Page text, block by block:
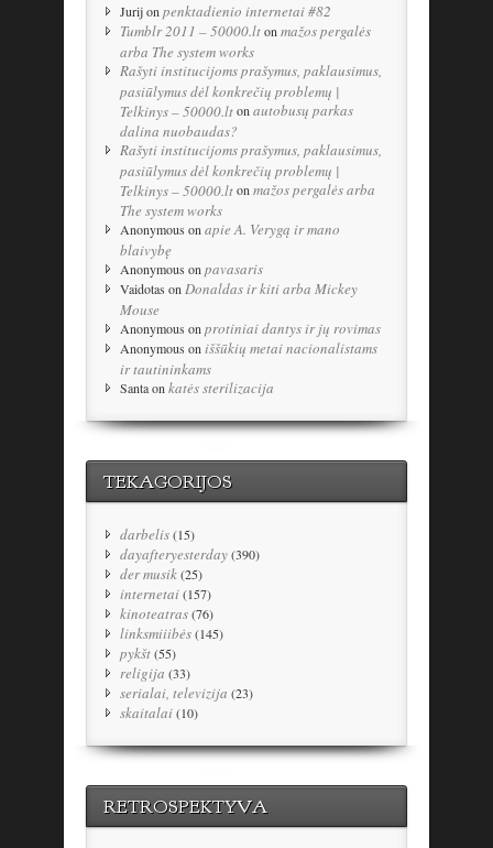
Jurijon penktadienio internetai #82
Tumblr 2011 – 50000.lton mažos pergalės
arba The system works
Rašyti institucijoms prašymus, paklausimus,
pasiūlymus dėl konkrečių problemų |
Telkinys – 50000.lton autobusų parkas
dalina nuobaudas?
Rašyti institucijoms prašymus, paklausimus,
pasiūlymus dėl konkrečių problemų |
Telkinys – 50000.lton mažos pergalės arba
The system works
Anonymous on apie A. Verygą ir mano
blaivybę
Anonymous on pavasaris
Vaidotas on Donaldas ir kiti arba Mickey
Mouse
Anonymous on protiniai dantys ir jų rovimas
Anonymous on iššūkių metai nacionalistams
ir tautininkams
Santaon katės sterilizacija
TEKAGORIJOS
darbelis(15)
dayafteryesterday(390)
der musik(25)
internetai(157)
kinoteatras(76)
linksmiiibės(145)
pykšt(55)
religija (33)
serialai, televizija (23)
skaitalai(10)
RETROSPEKTYVA